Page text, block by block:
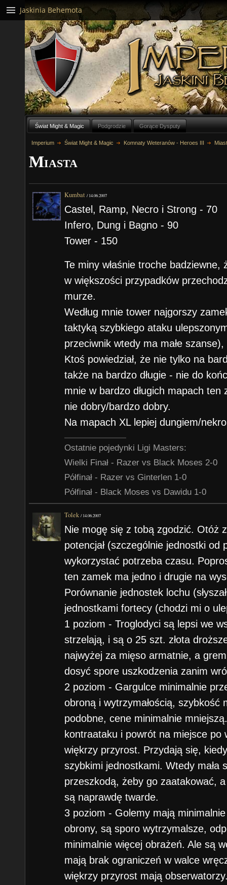
Świat Might & Magic Podgrodzie Gorące Dysputy
Imperium Świat Might & Magic Komnaty Weteranów - Heroes III
Miasta
Kumbat /14.06.2007
Castel, Ramp, Necro i Strong - 70
Infero, Dung i Bagno - 90
Tower - 150
Te miny właśnie troche
w większości przypadków
murze.
Według mnie tower najgorszy
taktyką szybkiego ataku
przeciwnik wtedy ma małe
Ktoś powiedział, że nie tylko na
także na bardzo długie - nie do
mnie w bardzo długich mapach
nie dobry/bardzo dobry.
Na mapach XL lepiej dungiem/
Ostatnie pojedynki Ligi Masters:
Wielki Finał - Razer vs Black Moses 2-0
Półfinał - Razer vs Ginterlen 1-0
Półfinał - Black Moses vs Dawidu 1-0
Tolek /14.06.2007
Nie mogę się z tobą zgodzić. Otóż
potencjał (szczególnie jednostki od
wykorzystać potrzeba czasu.
ten zamek ma jedno i drugie na
Porównanie jednostek lochu
jednostkami fortecy (chodzi mi o
1 poziom - Troglodyci są lepsi we
strzelają, i są o 25 szt. złota
najwyżej za mięso armatnie, a
dosyć spore uszkodzenia zanim
2 poziom - Gargulce minimalnie
obroną i wytrzymałością, szybkość
podobne, cene minimalnie
kontraataku i powrót na miejsce
więkrzy przyrost. Przydają się,
szybkimi jednostkami. Wtedy mała
przeszkodą, żeby go zaatakować,
są naprawdę twarde.
3 poziom - Golemy mają
obrony, są sporo wytrzymalsze,
minimalnie więcej obrażeń. Ale są
mają brak ograniczeń w walce
więkrzy przyrost mają
Jaskinia Behemota